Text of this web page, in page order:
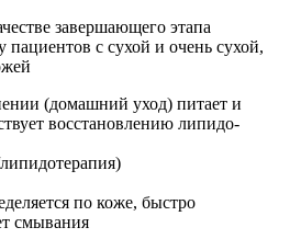
завершающего этапа
пациентов с сухой и очень сухой,
(домашний уход) питает и
восстановлению липидо-
по коже, быстро
смывания